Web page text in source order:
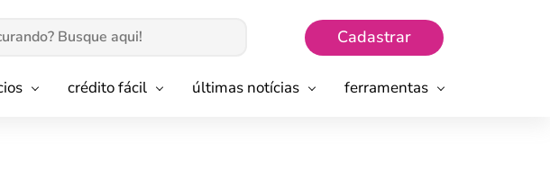
Cadastrar
crédito fácil últimas notícias ferramentas